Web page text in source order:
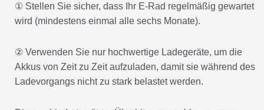
wird (mindestens einmal alle sechs Monate).
Akkus von Zeit zu Zeit aufzuladen, damit sie während des
Ladevorgangs nicht zu stark belastet werden.